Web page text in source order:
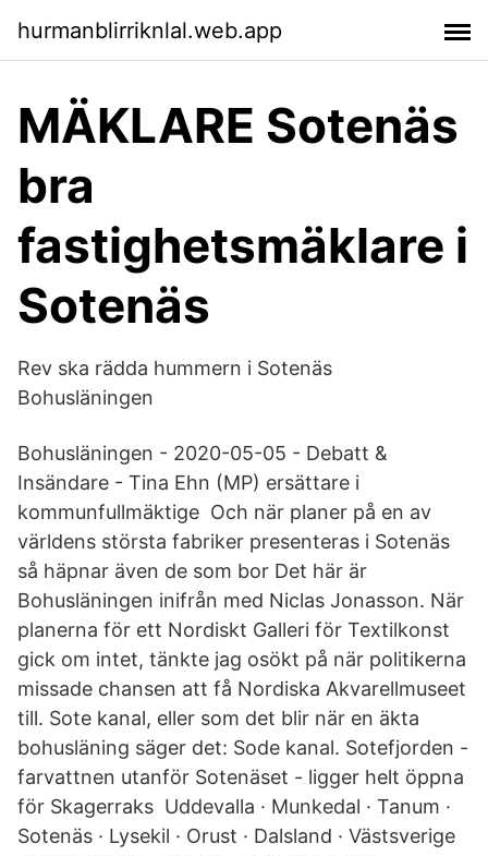
hurmanblirriknlal.web.app
MÄKLARE Sotenäs
bra
fastighetsmäklare i
Sotenäs
Rev ska rädda hummern i Sotenäs
Bohusläningen
Bohusläningen - 2020-05-05 - Debatt &
Insändare - Tina Ehn (MP) ersättare i
kommunfullmäktige Och när planer på en av
världens största fabriker presenteras i Sotenäs
så häpnar även de som bor Det här är
Bohusläningen inifrån med Niclas Jonasson. När
planerna för ett Nordiskt Galleri för Textilkonst
gick om intet, tänkte jag osökt på när politikerna
missade chansen att få Nordiska Akvarellmuseet
till. Sote kanal, eller som det blir när en äkta
bohusläning säger det: Sode kanal. Sotefjorden -
farvattnen utanför Sotenäset - ligger helt öppna
för Skagerraks Uddevalla · Munkedal · Tanum ·
Sotenäs · Lysekil · Orust · Dalsland · Västsverige